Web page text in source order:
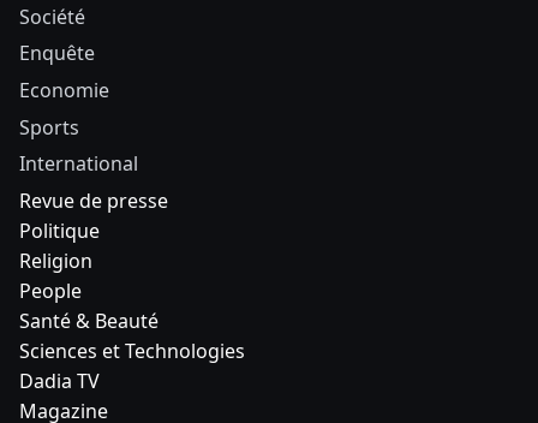
Société
Enquête
Economie
Sports
International
Revue de presse
Politique
Religion
People
Santé & Beauté
Sciences et Technologies
Dadia TV
Magazine